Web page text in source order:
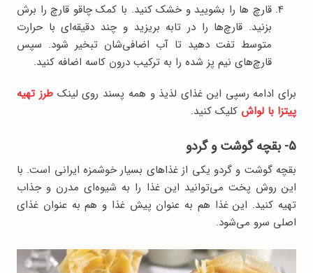
قارچ ها را بشویید و خشک کنید. با کمک چاقو قارچ را برش
بزنید. قارچ‌ها را در تابه بریزید و چند دقیقه‌ای با حرارت
متوسط تفت دهید تا آب اضافی‌شان تبخیر شود. سپس
قارچ‌های نیم پز شده را به ترکیب درون کاسه اضافه کنید.
برای ادامه رسپی این غذای لذیذ و همه پسند روی لینکطرز تهیه
پیتزا با لواش کلیک کنید.
۵- بقچه گوشت و گردو
بقچه گوشت و گردو یکی از غذاهای بسیار خوشمزه ایرانی است. با
این روش پخت می‌توانید این غذا را به شیوه‌ای مدرن و جذاب
تهیه کنید. این غذا هم به عنوان پیش غذا و هم به عنوان غذای
اصلی سرو می‌شود.